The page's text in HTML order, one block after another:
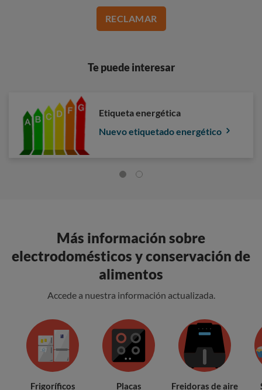
RECLAMAR
Te puede interesar
Etiqueta energética
Nuevo etiquetado energético
Más información sobre
electrodomésticos y conservación de
alimentos
Accede a nuestra información actualizada.
Frigoríficos Placas Freidoras de aire